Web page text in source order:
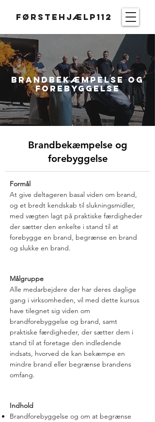
Førstehjælp112
Brandbekæmpelse og
forebyggelse
Brandbekæmpelse og
forebyggelse
Formål
At give deltageren basal viden om brand,
og et bredt kendskab til slukningsmidler,
med vægten lagt på praktiske færdigheder
der sætter den enkelte i stand til at
forebygge en brand, begrænse en brand
og slukke en brand.
Målgruppe
Alle medarbejdere der har deres daglige
gang i virksomheden, vil med dette kursus
have tilegnet sig viden om
brandforebyggelse og brand, samt
praktiske færdigheder, der sætter dem i
stand til at foretage den indledende
indsats, hvorved de kan bekæmpe en
mindre brand eller begrænse brandens
omfang.
Indhold
Brandforebyggelse og om at begrænse